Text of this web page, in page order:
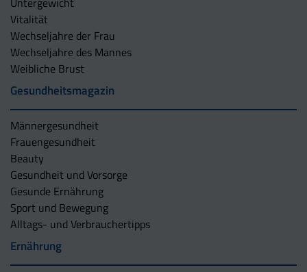
Vitalität
Wechseljahre der Frau
Wechseljahre des Mannes
Weibliche Brust
Gesundheitsmagazin
Männergesundheit
Frauengesundheit
Beauty
Gesundheit und Vorsorge
Gesunde Ernährung
Sport und Bewegung
Alltags- und Verbrauchertipps
Ernährung